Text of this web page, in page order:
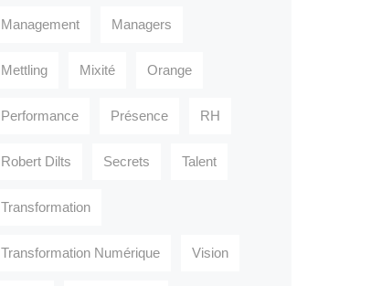
Management Managers
Mettling Mixité Orange
Performance Présence RH
Robert Dilts Secrets Talent
Transformation
Transformation Numérique Vision